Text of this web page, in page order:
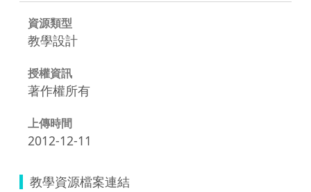
資源類型
教學設計
授權資訊
著作權所有
上傳時間
2012-12-11
教學資源檔案連結